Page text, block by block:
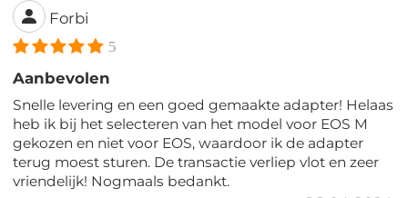
Forbi
5
Aanbevolen
Snelle levering en een goed gemaakte adapter! Helaas
heb ik bij het selecteren van het model voor EOS M
gekozen en niet voor EOS, waardoor ik de adapter
terug moest sturen. De transactie verliep vlot en zeer
vriendelijk! Nogmaals bedankt.